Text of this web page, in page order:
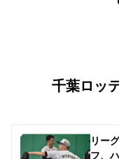
千葉ロッ
リー
フ、